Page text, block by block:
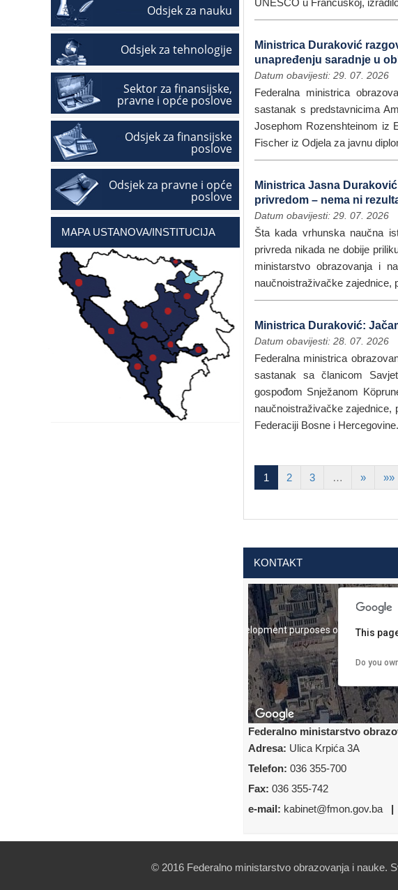
Odsjek za nauku
Odsjek za tehnologije
Sektor za finansijske,
pravne i opće poslove
Odsjek za finansijske
poslove
Odsjek za pravne i opće
poslove
MAPA USTANOVA/INSTITUCIJA
UNESCO u Francuskoj,
Ministrica Duraković
unapređenju saradnje u
Datum obavijesti: 29. 07. 2026
Federalna ministrica
sastanak s predstavnicima
Josephom Rozenshteinom iz
Fischer iz Odjela za javnu
Ministrica Jasna
privredom – nema ni
Datum obavijesti: 29. 07. 2026
Šta kada vrhunska naučna
privreda nikada ne dobije
ministarstvo obrazovanja i
naučnoistraživačke zajednice,
Ministrica Duraković:
Datum obavijesti: 28. 07. 2026
Federalna ministrica
sastanak sa članicom
gospođom Snježanom
naučnoistraživačke
Federaciji Bosne i Hercegovine.
1 2 3 … » »»
KONTAKT
For development purposes only
For development purposes only This
Do you
Federalno ministarstvo
Adresa: Ulica Krpića 3A
Telefon: 036 355-700
Fax: 036 355-742
e-mail: kabinet@fmon.gov.ba |
© 2016 Federalno ministarstvo obrazovanja i nauke.